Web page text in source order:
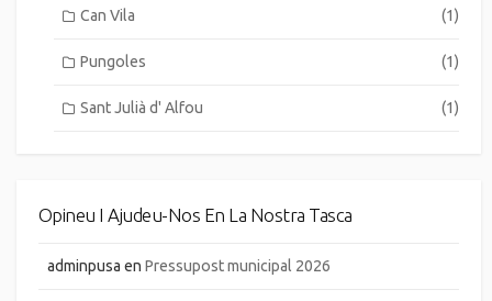
Can Vila (1)
Pungoles (1)
Sant Julià d' Alfou (1)
Opineu I Ajudeu-Nos En La Nostra Tasca
adminpusa en Pressupost municipal 2026